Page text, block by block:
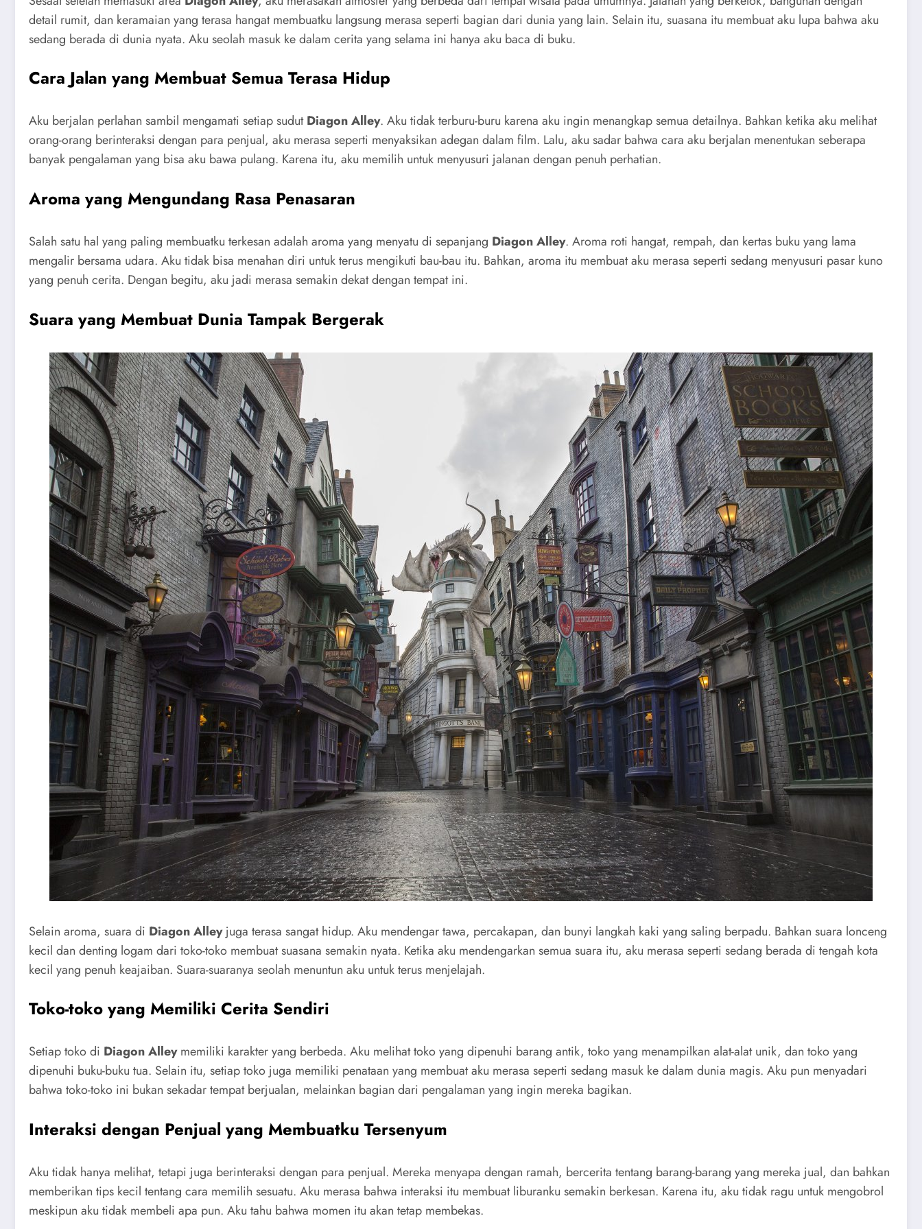
detail rumit, dan keramaian yang terasa hangat membuatku langsung merasa seperti bagian dari dunia yang lain. Selain itu, suasana itu membuat aku lupa bahwa aku
sedang berada di dunia nyata. Aku seolah masuk ke dalam cerita yang selama ini hanya aku baca di buku.
Cara Jalan yang Membuat Semua Terasa Hidup
Aku berjalan perlahan sambil mengamati setiap sudutDiagon Alley. Aku tidak terburu-buru karena aku ingin menangkap semua detailnya. Bahkan ketika aku melihat
orang-orang berinteraksi dengan para penjual, aku merasa seperti menyaksikan adegan dalam film. Lalu, aku sadar bahwa cara aku berjalan menentukan seberapa
banyak pengalaman yang bisa aku bawa pulang. Karena itu, aku memilih untuk menyusuri jalanan dengan penuh perhatian.
Aroma yang Mengundang Rasa Penasaran
Salah satu hal yang paling membuatku terkesan adalah aroma yang menyatu di sepanjang Diagon Alley. Aroma roti hangat, rempah, dan kertas buku yang lama
mengalir bersama udara. Aku tidak bisa menahan diri untuk terus mengikuti bau-bau itu. Bahkan, aroma itu membuat aku merasa seperti sedang menyusuri pasar kuno
yang penuh cerita. Dengan begitu, aku jadi merasa semakin dekat dengan tempat ini.
Suara yang Membuat Dunia Tampak Bergerak
Selain aroma, suara di Diagon Alleyjuga terasa sangat hidup. Aku mendengar tawa, percakapan, dan bunyi langkah kaki yang saling berpadu. Bahkan suara lonceng
kecil dan denting logam dari toko-toko membuat suasana semakin nyata. Ketika aku mendengarkan semua suara itu, aku merasa seperti sedang berada di tengah kota
kecil yang penuh keajaiban. Suara-suaranya seolah menuntun aku untuk terus menjelajah.
Toko-toko yang Memiliki Cerita Sendiri
Setiap toko di Diagon Alleymemiliki karakter yang berbeda. Aku melihat toko yang dipenuhi barang antik, toko yang menampilkan alat-alat unik, dan toko yang
dipenuhi buku-buku tua. Selain itu, setiap toko juga memiliki penataan yang membuat aku merasa seperti sedang masuk ke dalam dunia magis. Aku pun menyadari
bahwa toko-toko ini bukan sekadar tempat berjualan, melainkan bagian dari pengalaman yang ingin mereka bagikan.
Interaksi dengan Penjual yang Membuatku Tersenyum
Aku tidak hanya melihat, tetapi juga berinteraksi dengan para penjual. Mereka menyapa dengan ramah, bercerita tentang barang-barang yang mereka jual, dan bahkan
memberikan tips kecil tentang cara memilih sesuatu. Aku merasa bahwa interaksi itu membuat liburanku semakin berkesan. Karena itu, aku tidak ragu untuk mengobrol
meskipun aku tidak membeli apa pun. Aku tahu bahwa momen itu akan tetap membekas.